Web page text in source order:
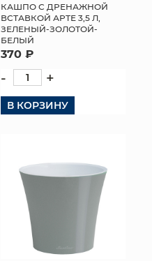
КАШПО С ДРЕНАЖНОЙ
ВСТАВКОЙ АРТЕ 3,5 Л,
ЗЕЛЕНЫЙ-ЗОЛОТОЙ-
БЕЛЫЙ
370 ₽
- +
В КОРЗИНУ